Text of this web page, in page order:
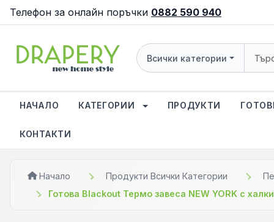
Телефон за онлайн поръчки 0882 590 940
Всички категории
НАЧАЛО КАТЕГОРИИ ПРОДУКТИ
КОНТАКТИ
Начало Продукти Всички Категории
Готова Blackout Термо завеса NEW YORK с